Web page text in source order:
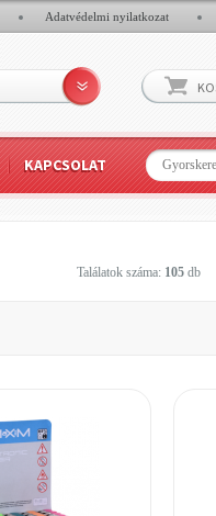
Adatvédelmi nyilatkozat
KAPCSOLAT
Találatok száma: 105db